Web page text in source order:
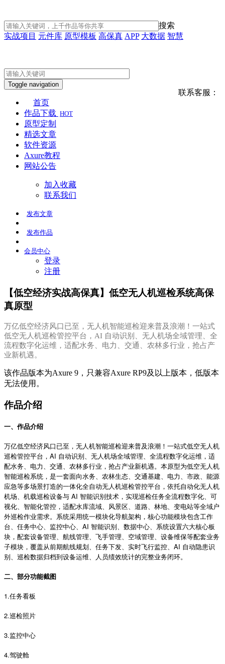
搜索
实战项目 元件库 原型模板 高保真 APP 大数据 智慧
联系客服：
Toggle navigation
首页
作品下载 HOT
原型定制
精选文章
软件资源
Axure教程
网站公告
加入收藏
联系我们
发布文章
发布作品
会员中心
登录
注册
【低空经济实战高保真】低空无人机巡检系统高保
真原型
万亿低空经济风口已至，无人机智能巡检迎来普及浪潮！一站式
低空无人机巡检管控平台，AI 自动识别、无人机场全域管理、全
流程数字化运维，适配水务、电力、交通、农林多行业，抢占产
业新机遇。
该作品版本为Axure 9，只兼容Axure RP9及以上版本，低版本
无法使用。
作品介绍
一、作品介绍
万亿低空经济风口已至，无人机智能巡检迎来普及浪潮！一站式低空无人机
巡检管控平台，AI 自动识别、无人机场全域管理、全流程数字化运维，适
配水务、电力、交通、农林多行业，抢占产业新机遇。本原型为低空无人机
智能巡检系统，是一套面向水务、农林生态、交通基建、电力、市政、能源
应急等多场景打造的一体化全自动无人机巡检管控平台，依托自动化无人机
机场、机载巡检设备与 AI 智能识别技术，实现巡检任务全流程数字化、可
视化、智能化管控，适配水库流域、风景区、道路、林地、变电站等全域户
外巡检作业需求。系统采用统一模块化导航架构，核心功能模块包含工作
台、任务中心、监控中心、AI 智能识别、数据中心、系统设置六大核心板
块，配套设备管理、航线管理、飞手管理、空域管理、设备维保等配套业务
子模块，覆盖从前期航线规划、任务下发、实时飞行监控、AI 自动隐患识
别、巡检数据归档到设备运维、人员绩效统计的完整业务闭环。
二、部分功能截图
1.任务看板
2.巡检照片
3.监控中心
4.驾驶舱